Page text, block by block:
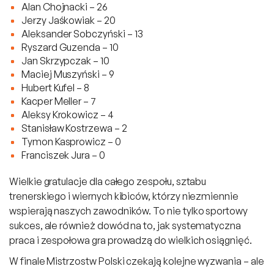
Alan Chojnacki – 26
Jerzy Jaśkowiak – 20
Aleksander Sobczyński – 13
Ryszard Guzenda – 10
Jan Skrzypczak – 10
Maciej Muszyński – 9
Hubert Kufel – 8
Kacper Meller – 7
Aleksy Krokowicz – 4
Stanisław Kostrzewa – 2
Tymon Kasprowicz – 0
Franciszek Jura – 0
Wielkie gratulacje dla całego zespołu, sztabu
trenerskiego i wiernych kibiców, którzy niezmiennie
wspierają naszych zawodników. To nie tylko sportowy
sukces, ale również dowód na to, jak systematyczna
praca i zespołowa gra prowadzą do wielkich osiągnięć.
W finale Mistrzostw Polski czekają kolejne wyzwania – ale